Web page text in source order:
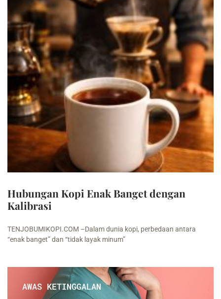
Hubungan Kopi Enak Banget dengan
Kalibrasi
TENJOBUMIKOPI.COM –Dalam dunia kopi, perbedaan antara
“enak banget” dan “tidak layak minum”
AWAS KETINGGALAN